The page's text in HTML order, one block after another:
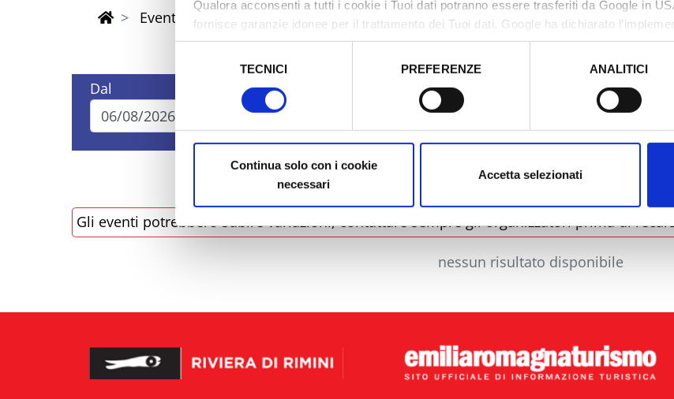
Qualora acconsenti a tutti i cookie i Tuoi dati potranno essere trasferiti da Google in
fornisce garanzie idonee per il trattamento dei Tuoi dati. Google ha dichiarato
sicurezza a Tutela dei navigatori, che abbiamo valutato essere sufficienti.
TECNICI PREFERENZE ANALITICI
Continua solo con i cookie
necessari
Accetta selezionati
Eventi di Pasqua Riviera Rimini
Dal A Comune
Gli eventi potrebbero subire variazioni, contattare sempre gli organizzatori prima di
nessun risultato disponibile